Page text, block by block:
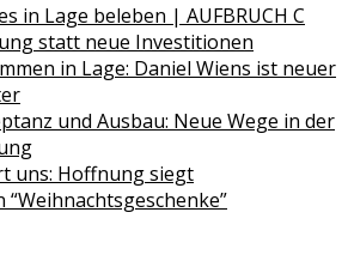
in Lage beleben | AUFBRUCH C
statt neue Investitionen
in Lage: Daniel Wiens ist neuer
und Ausbau: Neue Wege in der
uns: Hoffnung siegt